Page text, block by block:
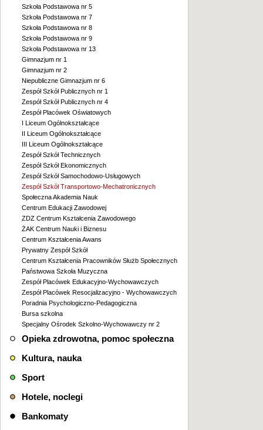
Szkoła Podstawowa nr 5
Szkoła Podstawowa nr 7
Szkoła Podstawowa nr 8
Szkoła Podstawowa nr 9
Szkoła Podstawowa nr 13
Gimnazjum nr 1
Gimnazjum nr 2
Niepubliczne Gimnazjum nr 6
Zespół Szkół Publicznych nr 1
Zespół Szkół Publicznych nr 4
Zespół Placówek Oświatowych
I Liceum Ogólnokształcące
II Liceum Ogólnokształcące
III Liceum Ogólnokształcące
Zespół Szkół Technicznych
Zespół Szkół Ekonomicznych
Zespół Szkół Samochodowo-Usługowych
Zespół Szkół Transportowo-Mechatronicznych
Społeczna Akademia Nauk
Centrum Edukacji Zawodowej
ZDZ Centrum Kształcenia Zawodowego
ŻAK Centrum Nauki i Biznesu
Centrum Kształcenia Awans
Prywatny Zespół Szkół
Centrum Kształcenia Pracowników Służb Społecznych
Państwowa Szkoła Muzyczna
Zespół Placówek Edukacyjno-Wychowawczych
Zespół Placówek Resocjalizacyjno - Wychowawczych
Poradnia Psychologiczno-Pedagogiczna
Bursa szkolna
Specjalny Ośrodek Szkolno-Wychowawczy nr 2
Opieka zdrowotna, pomoc społeczna
Kultura, nauka
Sport
Hotele, noclegi
Bankomaty